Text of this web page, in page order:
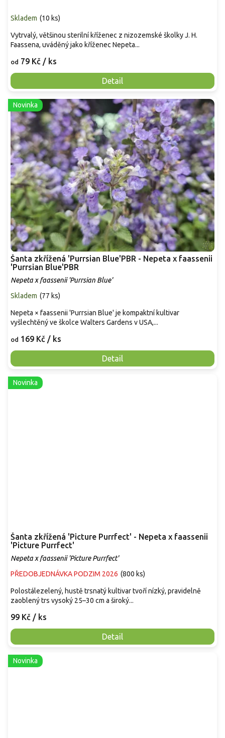
Skladem (10 ks)
od 79 Kč / ks
Detail
Vytrvalý, většinou sterilní kříženec z nizozemské školky J. H.
Faassena, uváděný jako kříženec Nepeta...
Novinka
Šanta zkřížená 'Purrsian Blue'PBR - Nepeta x faassenii
'Purrsian Blue'PBR
Nepeta x faassenii 'Purrsian Blue'
Skladem (77 ks)
od 169 Kč / ks
Detail
Nepeta × faassenii 'Purrsian Blue' je kompaktní kultivar
vyšlechtěný ve školce Walters Gardens v USA,...
Novinka
Šanta zkřížená 'Picture Purrfect' - Nepeta x faassenii
'Picture Purrfect'
Nepeta x faassenii 'Picture Purrfect'
PŘEDOBJEDNÁVKA PODZIM 2026 (800 ks)
99 Kč / ks
Detail
Polostálezelený, hustě trsnatý kultivar tvoří nízký, pravidelně
zaoblený trs vysoký 25–30 cm a široký...
Novinka